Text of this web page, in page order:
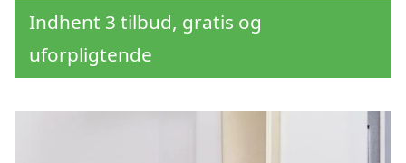
Indhent 3 tilbud, gratis og
uforpligtende